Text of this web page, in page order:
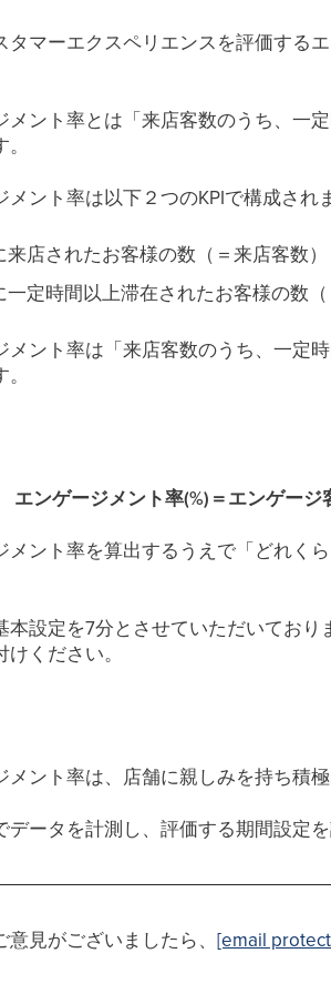
タマーエクスペリエンスを評価する
メント率とは「来店客数のうち、一
メント率は以下２つのKPIで構成され
来店されたお客様の数（＝来店客数）
一定時間以上滞在されたお客様の数（
メント率は「来店客数のうち、一定
エンゲージメント率(%)＝エンゲー
メント率を算出するうえで「どれく
本設定を7分とさせていただいてお
けください。
メント率は、店舗に親しみを持ち積
データを計測し、評価する期間設定
意見がございましたら、 [email